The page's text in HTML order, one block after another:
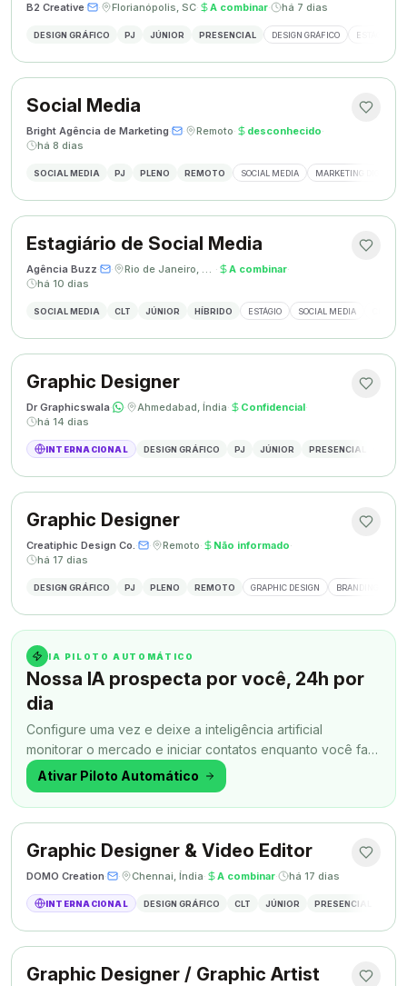
B2 Creative· · Florianópolis, SC· A combinar· há 7 dias
DESIGN GRÁFICO PJ JÚNIOR PRESENCIAL DESIGN GRÁFICO ESTÁGIO
Social Media
Bright Agência de Marketing· · Remoto· desconhecido·
há 8 dias
SOCIAL MEDIA PJ PLENO REMOTO SOCIAL MEDIA MARKETING DIGITAL
Estagiário de Social Media
Agência Buzz· · Rio de Janeiro, Brasil · A combinar·
há 10 dias
SOCIAL MEDIA CLT JÚNIOR HÍBRIDO ESTÁGIO SOCIAL MEDIA
Graphic Designer
Dr Graphicswala· · Ahmedabad, Índia· Confidencial·
há 14 dias
INTERNACIONAL DESIGN GRÁFICO PJ JÚNIOR PRESENCIAL
Graphic Designer
Creatiphic Design Co.· · Remoto· Não informado·
há 17 dias
DESIGN GRÁFICO PJ PLENO REMOTO GRAPHIC DESIGN BRANDING
IA PILOTO AUTOMÁTICO
Nossa IA prospecta por você, 24h por
dia
Configure uma vez e deixe a inteligência artificial
monitorar o mercado e iniciar contatos enquanto você faz
outra coisa.
Ativar Piloto Automático
Graphic Designer & Video Editor
DOMO Creation· · Chennai, Índia· A combinar· há 17 dias
INTERNACIONAL DESIGN GRÁFICO CLT JÚNIOR PRESENCIAL
Graphic Designer / Graphic Artist